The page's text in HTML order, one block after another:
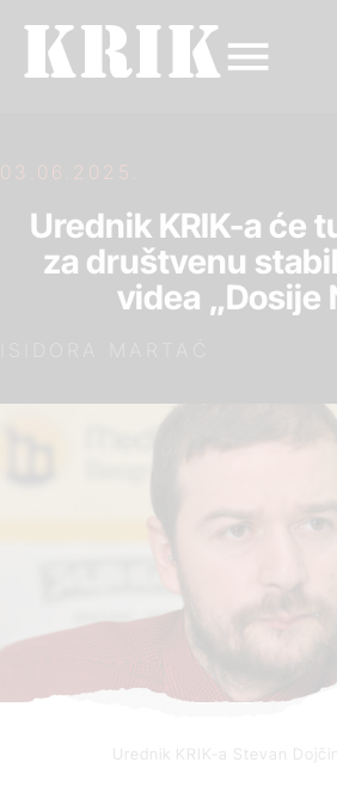
03.06.2025.
Urednik KRIK-a će
za društvenu
videa „Dosije
Urednik KRIK-a Stevan